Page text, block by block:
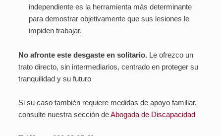
independiente es la herramienta más determinante
para demostrar objetivamente que sus lesiones le
impiden trabajar.
No afronte este desgaste en solitario. Le ofrezco un
trato directo, sin intermediarios, centrado en proteger su
tranquilidad y su futuro
Si su caso también requiere medidas de apoyo familiar,
consulte nuestra sección deAbogada de Discapacidad